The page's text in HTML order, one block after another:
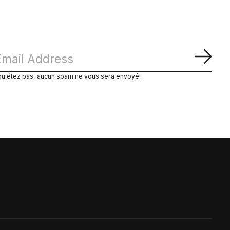
pas, aucun spam ne vous sera envoyé!